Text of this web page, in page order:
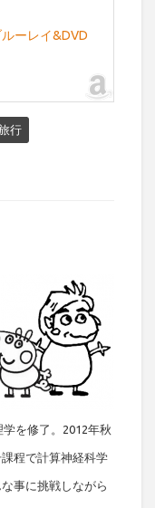
ーレイ&DVD
行
を修了。2012年秋
程で計算神経科学
事に挑戦しながら